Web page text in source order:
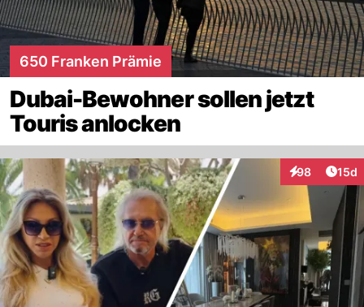
650 Franken Prämie
Dubai-Bewohner sollen jetzt
Touris anlocken
98
Interaktionen
15d